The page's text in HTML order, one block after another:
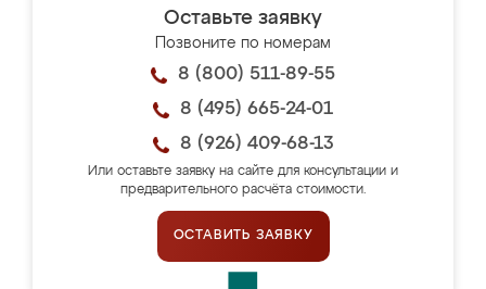
Оставьте заявку
Позвоните по номерам
8 (800) 511-89-55
8 (495) 665-24-01
8 (926) 409-68-13
Или оставьте заявку на сайте для консультации и
предварительного расчёта стоимости.
ОСТАВИТЬ ЗАЯВКУ